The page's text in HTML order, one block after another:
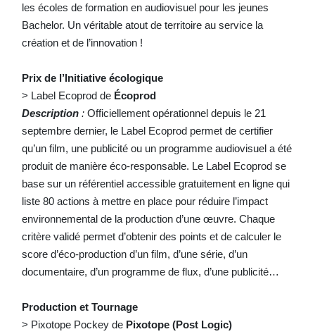
les écoles de formation en audiovisuel pour les jeunes
Bachelor. Un véritable atout de territoire au service la
création et de l’innovation !
Prix de l’Initiative écologique
> Label Ecoprod de Écoprod
Description:Officiellement opérationnel depuis le 21
septembre dernier, le Label Ecoprod permet de certifier
qu’un film, une publicité ou un programme audiovisuel a été
produit de manière éco-responsable. Le Label Ecoprod se
base sur un référentiel accessible gratuitement en ligne qui
liste 80 actions à mettre en place pour réduire l’impact
environnemental de la production d’une œuvre. Chaque
critère validé permet d’obtenir des points et de calculer le
score d’éco-production d’un film, d’une série, d’un
documentaire, d’un programme de flux, d’une publicité…
Production et Tournage
> Pixotope Pockey de Pixotope (Post Logic)